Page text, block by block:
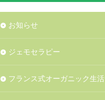
お知らせ
ジェモセラピー
フランス式オーガニック生活